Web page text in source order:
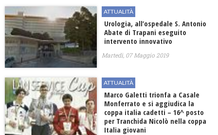
ATTUALITÀ
Urologia, all’ospedale S. Antonio
Abate di Trapani eseguito
intervento innovativo
Martedì, 07 Maggio 2019
ATTUALITÀ
Marco Galetti trionfa a Casale
Monferrato e si aggiudica la
coppa italia cadetti – 16^ posto
per Tranchida Nicolò nella coppa
Italia giovani